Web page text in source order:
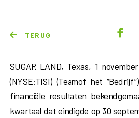
TERUG
SUGAR LAND, Texas, 1
(NYSE:TISI) (Teamof het
financiële resultaten
kwartaal dat eindigde op 30